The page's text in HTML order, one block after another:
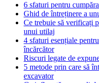
6 sfaturi pentru
Ghid de întreținere a
Ce trebuie să verificați
unui utilaj
4 sfaturi esențiale
încărcător
Riscuri legate de
5 metode prin care să
excavator